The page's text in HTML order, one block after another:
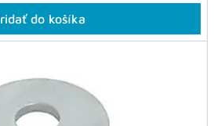
do košíka